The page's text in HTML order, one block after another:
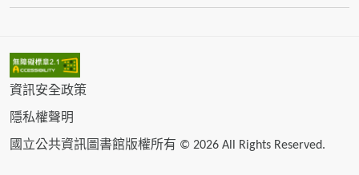
資訊安全政策
隱私權聲明
國立公共資訊圖書館版權所有 © 2026 All Rights Reserved.